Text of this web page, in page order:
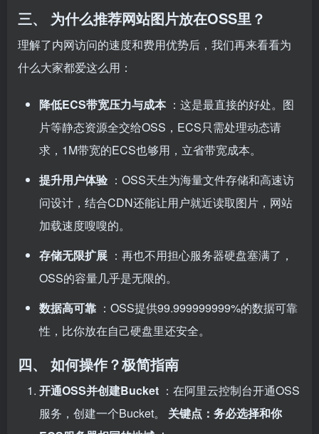
三、 为什么推荐网站图片放在OSS里？
理解了内网访问的速度和费用优势后，我们再来看看为
什么大家都爱这么用：
降低ECS带宽压力与成本 ：这是最直接的好处。图
片等静态资源全交给OSS，ECS只需处理动态请
求，1M带宽的ECS也够用，立省带宽成本。
提升用户体验 ：OSS天生为海量文件存储和高速访
问设计，结合CDN还能让用户就近读取图片，网站
加载速度嗖嗖的。
存储无限扩展 ：再也不用担心服务器硬盘塞满了，
OSS的容量几乎是无限的。
数据高可靠 ：OSS提供99.999999999%的数据可靠
性，比你放在自己硬盘里还安全。
四、 如何操作？极简指南
开通OSS并创建Bucket ：在阿里云控制台开通OSS
服务，创建一个Bucket。 关键点：务必选择和你